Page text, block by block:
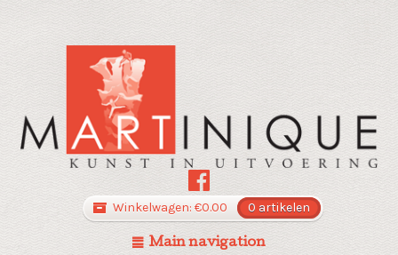
Winkelwagen: €0.00 0 artikelen
Main navigation